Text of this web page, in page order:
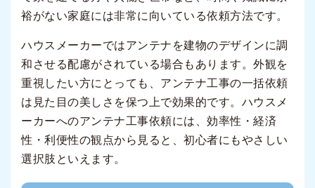
裕がない家庭には非常に向いている依頼方法です。
ハウスメーカーではアンテナを建物のデザインに調
和させる配慮がされている場合もあります。外観を
重視したい方にとっても、アンテナ工事の一括依頼
は見た目の美しさを保つ上で効果的です。ハウスメ
ーカーへのアンテナ工事依頼には、効率性・経済
性・利便性の観点から見ると、初心者にもやさしい
選択肢といえます。